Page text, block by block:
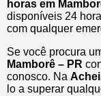
horas em
disponíveis 24
com qualquer
Se você procura
Mamborê – PR
conosco. Na
lo a superar